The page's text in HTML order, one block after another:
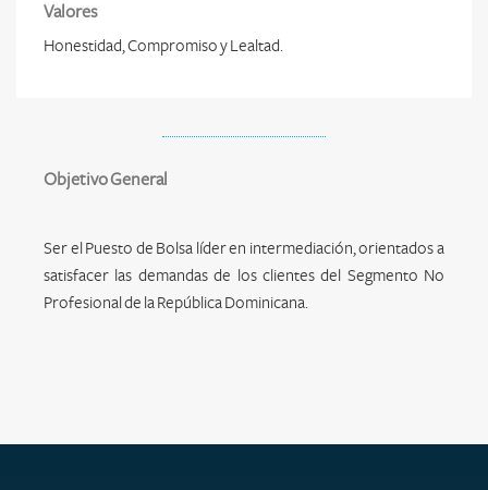
Valores
Honestidad, Compromiso y Lealtad.
Objetivo General
Ser el Puesto de Bolsa líder en intermediación, orientados a
satisfacer las demandas de los clientes del Segmento No
Profesional de la República Dominicana.